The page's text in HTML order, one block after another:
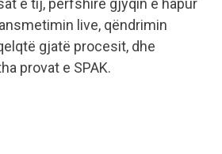
e tij, përfshirë gjyqin e hapur
live, qëndrimin
gjatë procesit, dhe
provat e SPAK.